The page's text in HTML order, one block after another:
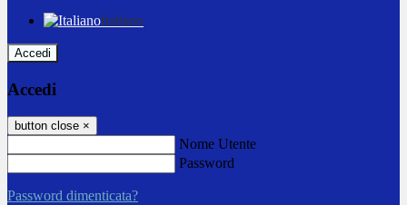
Italiano
Accedi
Accedi
button close ×
Nome Utente
Password
Password dimenticata?